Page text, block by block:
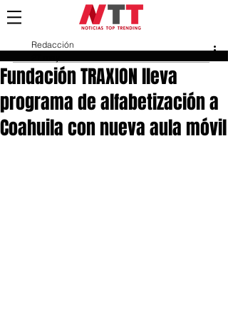
Fundación TRAXION lleva
programa de alfabetización a
Coahuila con nueva aula móvil
Redacción